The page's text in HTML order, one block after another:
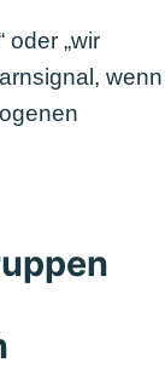
oder „wir
wenn